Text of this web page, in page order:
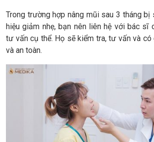
Trong trường hợp nâng mũi sau 3 tháng
hiệu giảm nhẹ, bạn nên liên hệ với bác sĩ
tư vấn cụ thể. Họ sẽ kiểm tra, tư vấn và có
và an toàn.